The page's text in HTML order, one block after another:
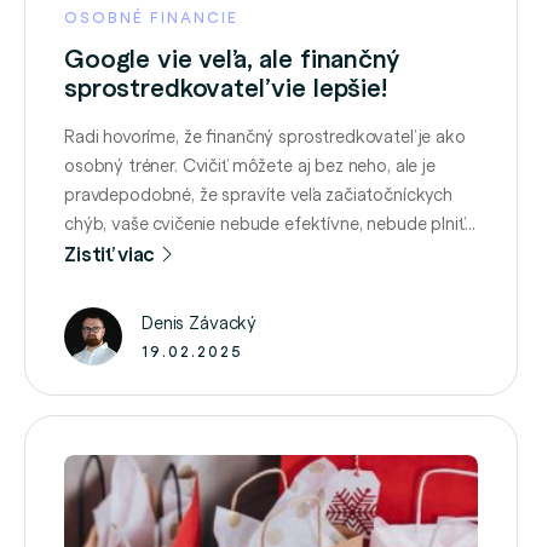
OSOBNÉ FINANCIE
Google vie veľa, ale finančný
sprostredkovateľ vie lepšie!
Radi hovoríme, že finančný sprostredkovateľ je ako
osobný tréner. Cvičiť môžete aj bez neho, ale je
pravdepodobné, že spravíte veľa začiatočníckych
chýb, vaše cvičenie nebude efektívne, nebude plniť
vaše očakávania a môžete si vybudovať zlé návyky.
vyššia. Podobné to je aj s finančnými
sprostredkovateľmi. Informácie nie sú všetko
Žijeme …
Zistiť viac
Denis Závacký
19.02.2025